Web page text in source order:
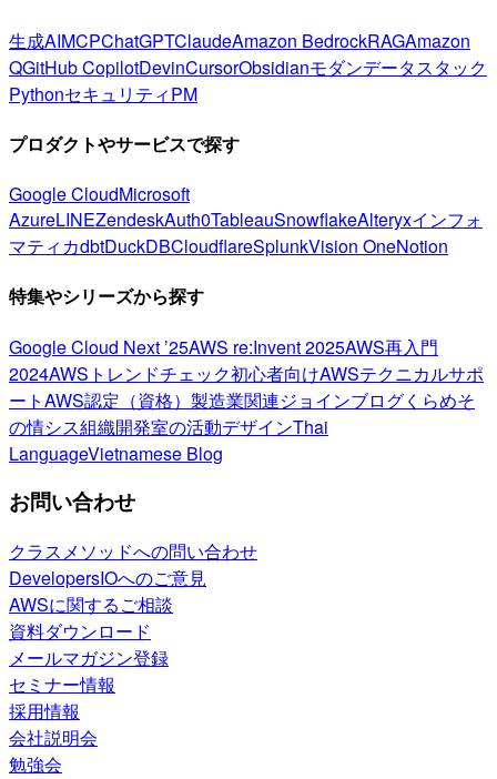
生成AIMCPChatGPTClaudeAmazon BedrockRAGAmazon
QGitHub CopilotDevinCursorObsidianモダンデータスタック
PythonセキュリティPM
プロダクトやサービスで探す
Google CloudMicrosoft
AzureLINEZendeskAuth0TableauSnowflakeAlteryxインフォ
マティカdbtDuckDBCloudflareSplunkVision OneNotion
特集やシリーズから探す
Google Cloud Next ’25AWS re:Invent 2025AWS再入門
2024AWSトレンドチェック初心者向けAWSテクニカルサポ
ートAWS認定（資格） 製造業関連ジョインブログくらめそ
の情シス組織開発室の活動デザインThai
LanguageVietnamese Blog
お問い合わせ
クラスメソッドへの問い合わせ
DevelopersIOへのご意見
AWSに関するご相談
資料ダウンロード
メールマガジン登録
セミナー情報
採用情報
会社説明会
勉強会